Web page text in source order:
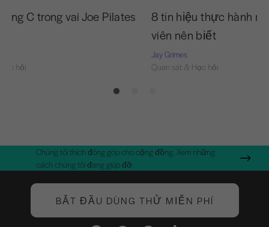
C trong vai Joe Pilates
hỏi
8 tín hiệu thực hành
viên nên biết
Jay Grimes
Quan sát & Học hỏi
Chúng tôi thích đóng góp cho cộng đồng. Xem những
cách chúng tôi đang giúp đỡ.
BẮT ĐẦU DÙNG THỬ MIỄN PHÍ